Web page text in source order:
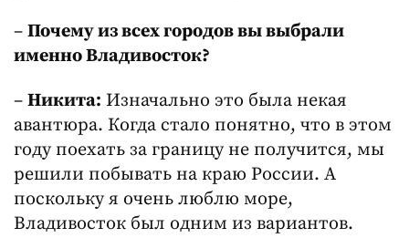
– Почему из всех городов вы выбрали
именно Владивосток?
– Никита: Изначально это была некая
авантюра. Когда стало понятно, что в этом
году поехать за границу не получится, мы
решили побывать на краю России. А
поскольку я очень люблю море,
Владивосток был одним из вариантов.